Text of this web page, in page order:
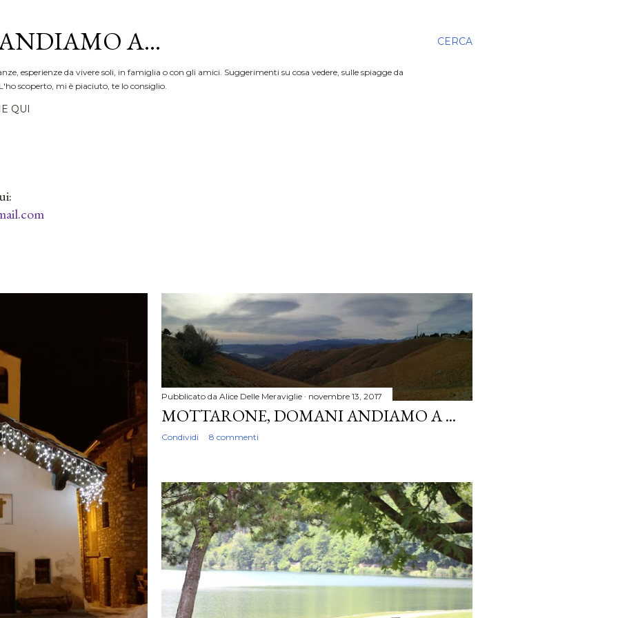
CERCA
A...
esperienze da vivere soli, in famiglia o con gli amici. Suggerimenti su cosa vedere, sulle spiagge da
scoperto, mi è piaciuto, te lo consiglio.
QUI
Pubblicato da Alice Delle Meraviglie novembre 13, 2017
MOTTARONE, DOMANI ANDIAMO A ...
Condividi 8 commenti